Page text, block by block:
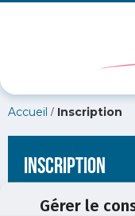
Gérer le
Accueil / Inscription
Inscription